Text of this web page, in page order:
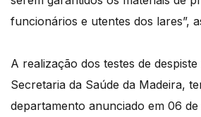
funcionários e utentes dos lares”,
A realização dos testes de
Secretaria da Saúde da Madeira,
departamento anunciado em 06